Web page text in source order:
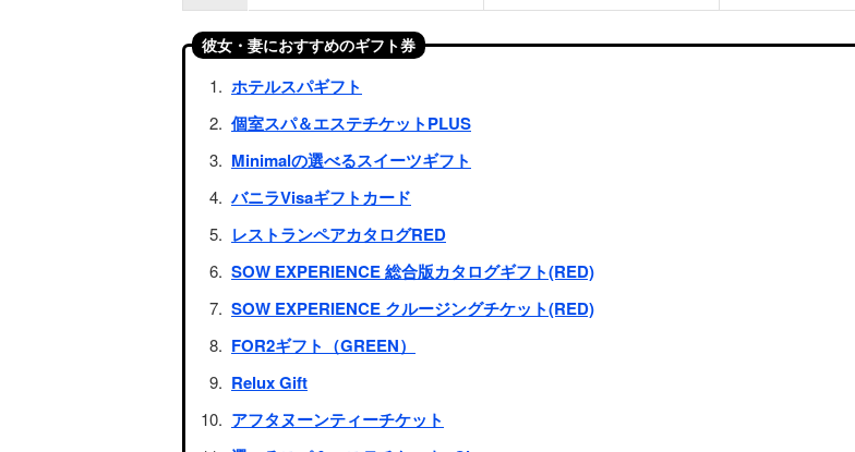
彼女・妻におすすめのギフト券
ホテルスパギフト
個室スパ＆エステチケットPLUS
Minimalの選べるスイーツギフト
バニラVisaギフトカード
レストランペアカタログRED
SOW EXPERIENCE 総合版カタログギフト(RED)
SOW EXPERIENCE クルージングチケット(RED)
FOR2ギフト（GREEN）
Relux Gift
アフタヌーンティーチケット